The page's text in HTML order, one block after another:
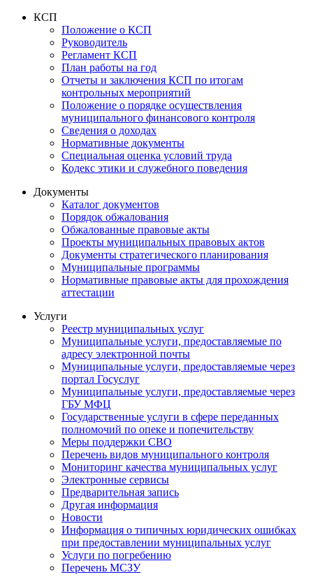
КСП
Положение о КСП
Руководитель
Регламент КСП
План работы на год
Отчеты и заключения КСП по итогам
контрольных мероприятий
Положение о порядке осуществления
муниципального финансового контроля
Сведения о доходах
Нормативные документы
Специальная оценка условий труда
Кодекс этики и служебного поведения
Документы
Каталог документов
Порядок обжалования
Обжалованные правовые акты
Проекты муниципальных правовых актов
Документы стратегического планирования
Муниципальные программы
Нормативные правовые акты для прохождения
аттестации
Услуги
Реестр муниципальных услуг
Муниципальные услуги, предоставляемые по
адресу электронной почты
Муниципальные услуги, предоставляемые через
портал Госуслуг
Муниципальные услуги, предоставляемые через
ГБУ МФЦ
Государственные услуги в сфере переданных
полномочий по опеке и попечительству
Меры поддержки СВО
Перечень видов муниципального контроля
Мониторинг качества муниципальных услуг
Электронные сервисы
Предварительная запись
Другая информация
Новости
Информация о типичных юридических ошибках
при предоставлении муниципальных услуг
Услуги по погребению
Перечень МСЗУ